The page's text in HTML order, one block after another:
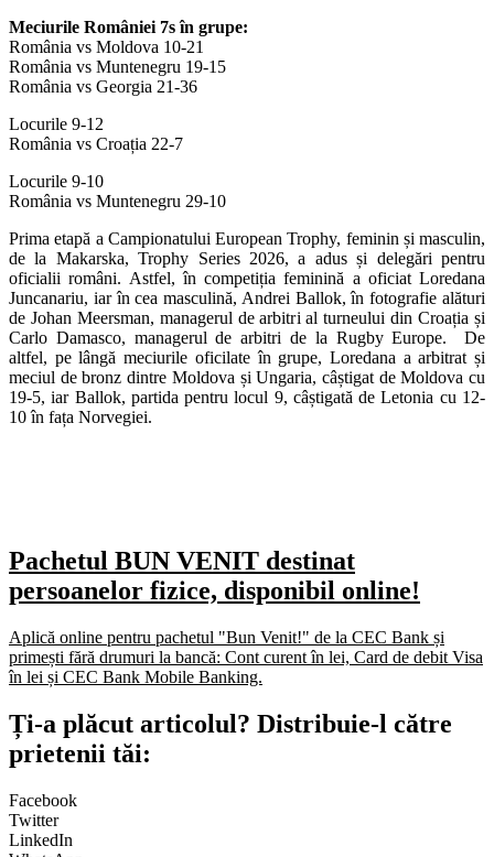
Meciurile României 7s în grupe:
România vs Moldova 10-21
România vs Muntenegru 19-15
România vs Georgia 21-36
Locurile 9-12
România vs Croația 22-7
Locurile 9-10
România vs Muntenegru 29-10
Prima etapă a Campionatului European Trophy, feminin și masculin,
de la Makarska, Trophy Series 2026, a adus și delegări pentru
oficialii români. Astfel, în competiția feminină a oficiat Loredana
Juncanariu, iar în cea masculină, Andrei Ballok, în fotografie alături
de Johan Meersman, managerul de arbitri al turneului din Croația și
Carlo Damasco, managerul de arbitri de la Rugby Europe. De
altfel, pe lângă meciurile oficilate în grupe, Loredana a arbitrat și
meciul de bronz dintre Moldova și Ungaria, câștigat de Moldova cu
19-5, iar Ballok, partida pentru locul 9, câștigată de Letonia cu 12-
10 în fața Norvegiei.
Pachetul BUN VENIT destinat
persoanelor fizice, disponibil online!
Aplică online pentru pachetul "Bun Venit!" de la CEC Bank și
primești fără drumuri la bancă: Cont curent în lei, Card de debit Visa
în lei și CEC Bank Mobile Banking.​
Ți-a plăcut articolul? Distribuie-l către
prietenii tăi:
Facebook
Twitter
LinkedIn